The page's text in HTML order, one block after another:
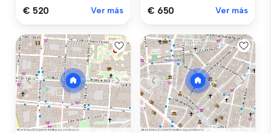
€ 520 Ver más € 650 Ver más